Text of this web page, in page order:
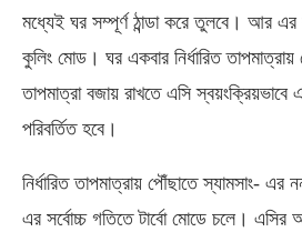
মধ্যেই ঘর সম্পূর্ণ ঠান্ডা করে তুলবে। আর এর
কুলিং মোড। ঘর একবার নির্ধারিত তাপমাত্রায়
তাপমাত্রা বজায় রাখতে এসি
পরিবর্তিত হবে।
নির্ধারিত তাপমাত্রায় পৌঁছাতে স্যামসাং- এর
এর সর্বোচ্চ গতিতে টার্বো মোডে চলে।